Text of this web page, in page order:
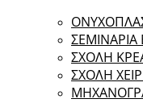
ΣΕΜΙΝΑΡΙΑ
ΣΧΟΛΗ
ΣΧΟΛΗ